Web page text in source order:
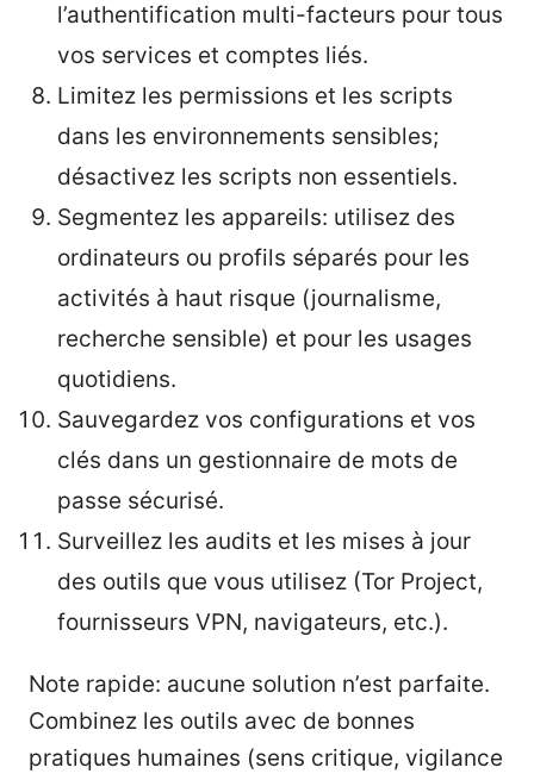
l’authentification multi-facteurs pour tous
vos services et comptes liés.
Limitez les permissions et les scripts
dans les environnements sensibles;
désactivez les scripts non essentiels.
Segmentez les appareils: utilisez des
ordinateurs ou profils séparés pour les
activités à haut risque (journalisme,
recherche sensible) et pour les usages
quotidiens.
Sauvegardez vos configurations et vos
clés dans un gestionnaire de mots de
passe sécurisé.
Surveillez les audits et les mises à jour
des outils que vous utilisez (Tor Project,
fournisseurs VPN, navigateurs, etc.).
Note rapide: aucune solution n’est parfaite.
Combinez les outils avec de bonnes
pratiques humaines (sens critique, vigilance